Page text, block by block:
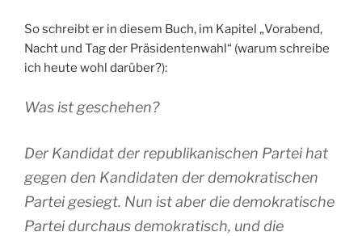
So schreibt er in diesem Buch, im Kapitel „Vorabend,
Nacht und Tag der Präsidentenwahl“ (warum schreibe
ich heute wohl darüber?):
Was ist geschehen?
Der Kandidat der republikanischen Partei hat
gegen den Kandidaten der demokratischen
Partei gesiegt. Nun ist aber die demokratische
Partei durchaus demokratisch, und die